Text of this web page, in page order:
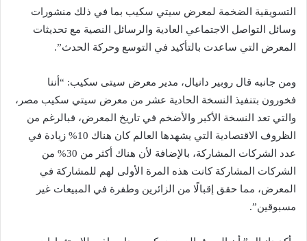
التسويقية الضخمة لمعرض سيتي سكيب بما في ذلك منشورات
وسائل التواصل الاجتماعي العادية والرسائل النصية مع تحديثات
المعرض التي ساعدت بالتأكيد في التوسع وحركة الحدث”.
ومن جانبه قال روبير دانيال، مدير معرض سيتى سكيب: “أننا
فخورون بتنفيذ النسخة الحادية عشر من معرض سيتي سكيب مصر،
والتي تعد النسخة الأكبر والأضخم في تاريخ المعرض، فبالرغم من
الظروف الاقتصادية التي يشهدها العالم كان هناك 10% زيادة في
عدد الشركات المشاركة، بالإضافة لأن هناك أكثر من 30% من
الشركات المشاركة كانت هذه المرة الأولى لهم للمشاركة في
المعرض، مما حقق إقبالًا من الزائرين وطفرة في المبيعات غير
مسبوقين”.